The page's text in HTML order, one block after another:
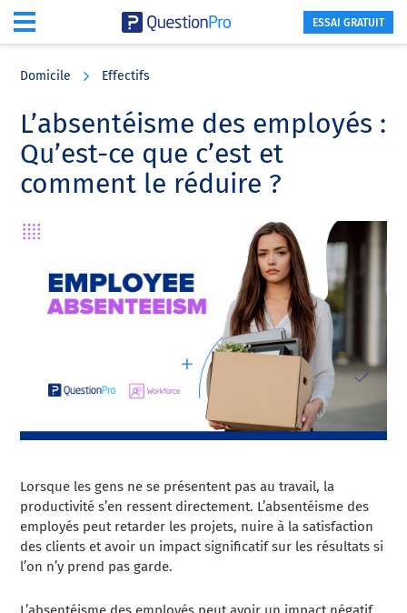
content
sidebar
ESSAI GRATUIT
Domicile Effectifs
L’absentéisme des employés :
Qu’est-ce que c’est et
comment le réduire ?
Lorsque les gens ne se présentent pas au travail, la
productivité s’en ressent directement. L’absentéisme des
employés peut retarder les projets, nuire à la satisfaction
des clients et avoir un impact significatif sur les résultats si
l’on n’y prend pas garde.